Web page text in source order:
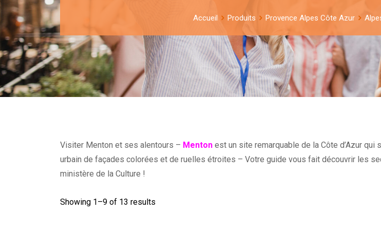
Accueil Produits Provence Alpes Côte Azur
Visiter Menton et ses alentours – Menton est un site remarquable de la Côte d’Azur
urbain de façades colorées et de ruelles étroites – Votre guide vous fait découvrir les
ministère de la Culture !
Showing 1–9 of 13 results